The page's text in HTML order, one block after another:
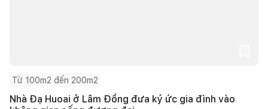
Từ 100m2 đến 200m2
Nhà Đạ Huoai ở Lâm Đồng đưa ký ức gia đình vào